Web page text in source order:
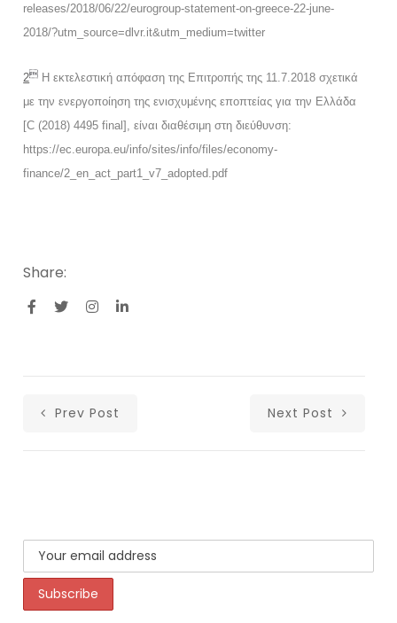
releases/2018/06/22/eurogroup-statement-on-greece-22-june-
2018/?utm_source=dlvr.it&utm_medium=twitter
2 Η εκτελεστική απόφαση της Επιτροπής της 11.7.2018 σχετικά
με την ενεργοποίηση της ενισχυμένης εποπτείας για την Ελλάδα
[C (2018) 4495 final], είναι διαθέσιμη στη διεύθυνση:
https://ec.europa.eu/info/sites/info/files/economy-
finance/2_en_act_part1_v7_adopted.pdf
Share:
Prev Post Next Post